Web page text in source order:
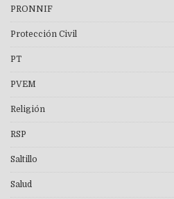
PRONNIF
Protección Civil
PT
PVEM
Religión
RSP
Saltillo
Salud